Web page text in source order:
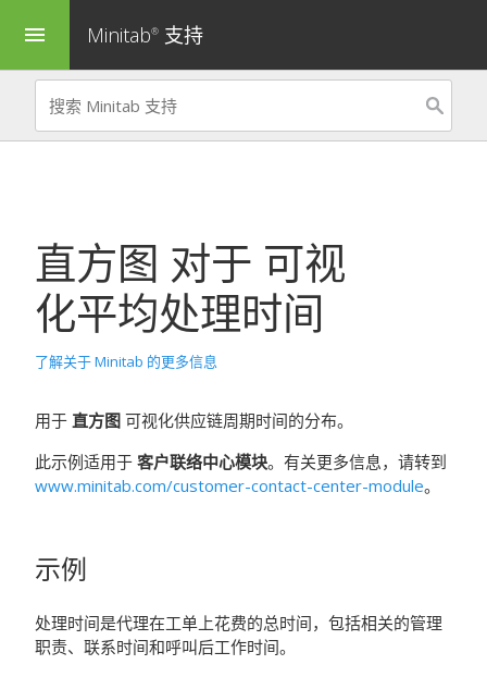
menu Minitab® 支持
直方图 对于 可视
化平均处理时间
了解关于 Minitab 的更多信息
用于 直方图 可视化供应链周期时间的分布。
此示例适用于 客户联络中心模块。有关更多信息，请转到
www.minitab.com/customer-contact-center-module。
示例
处理时间是代理在工单上花费的总时间，包括相关的管理
职责、联系时间和呼叫后工作时间。